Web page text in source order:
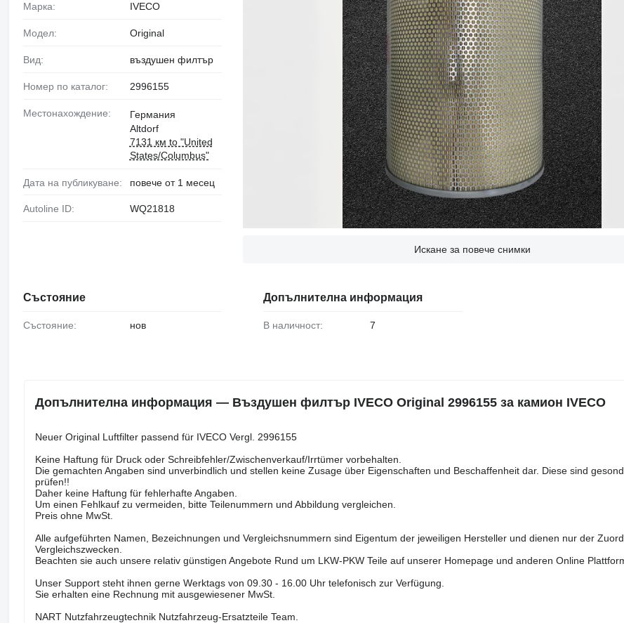
Искане за повече снимки
Марка: IVECO
Модел: Original
Вид: въздушен филтър
Номер по каталог: 2996155
Местонахождение:
Германия
Altdorf
7131 км to "United
States/Columbus"
Дата на публикуване: повече от 1 месец
Autoline ID: WQ21818
Състояние
Състояние: нов
Допълнителна информация
В наличност: 7
Допълнителна информация — Въздушен филтър IVECO Original 2996155 за камион IVECO
Neuer Original Luftfilter passend für IVECO Vergl. 2996155
Keine Haftung für Druck oder Schreibfehler/Zwischenverkauf/Irrtümer vorbehalten.
Die gemachten Angaben sind unverbindlich und stellen keine Zusage über Eigenschaften und Beschaffenheit dar. Diese sind
prüfen!!
Daher keine Haftung für fehlerhafte Angaben.
Um einen Fehlkauf zu vermeiden, bitte Teilenummern und Abbildung vergleichen.
Preis ohne MwSt.
Alle aufgeführten Namen, Bezeichnungen und Vergleichsnummern sind Eigentum der jeweiligen Hersteller und dienen nur der
Vergleichszwecken.
Beachten sie auch unsere relativ günstigen Angebote Rund um LKW-PKW Teile auf unserer Homepage und anderen Online
Unser Support steht ihnen gerne Werktags von 09.30 - 16.00 Uhr telefonisch zur Verfügung.
Sie erhalten eine Rechnung mit ausgewiesener MwSt.
NART Nutzfahrzeugtechnik Nutzfahrzeug-Ersatzteile Team.